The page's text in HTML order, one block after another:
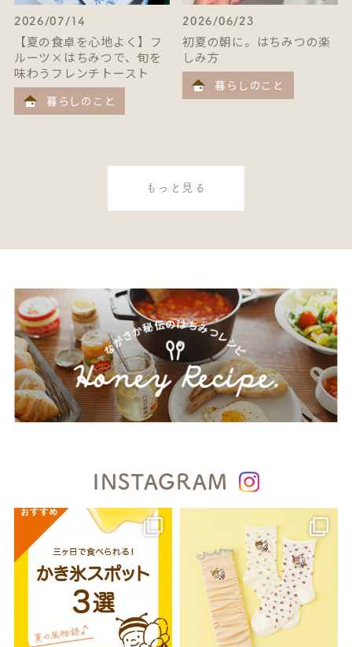
2026/07/14
【夏の食卓を心地よく】フ
ルーツ×はちみつで、旬を
味わうフレンチトースト
暮らしのこと
2026/06/23
初夏の朝に。はちみつの楽
しみ方
暮らしのこと
もっと見る
INSTAGRAM